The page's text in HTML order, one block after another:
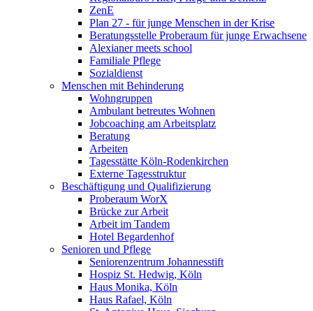
ZenE
Plan 27 - für junge Menschen in der Krise
Beratungsstelle Proberaum für junge Erwachsene
Alexianer meets school
Familiale Pflege
Sozialdienst
Menschen mit Behinderung
Wohngruppen
Ambulant betreutes Wohnen
Jobcoaching am Arbeitsplatz
Beratung
Arbeiten
Tagesstätte Köln-Rodenkirchen
Externe Tagesstruktur
Beschäftigung und Qualifizierung
Proberaum WorX
Brücke zur Arbeit
Arbeit im Tandem
Hotel Begardenhof
Senioren und Pflege
Seniorenzentrum Johannesstift
Hospiz St. Hedwig, Köln
Haus Monika, Köln
Haus Rafael, Köln